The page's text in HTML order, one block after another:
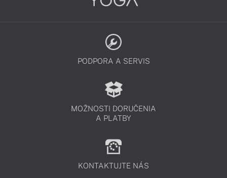
PODPORA A SERVIS
MOŽNOSTI DORUČENIA
A PLATBY
KONTAKTUJTE NÁS